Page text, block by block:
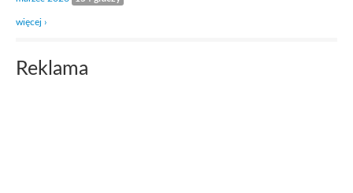
więcej ›
Reklama